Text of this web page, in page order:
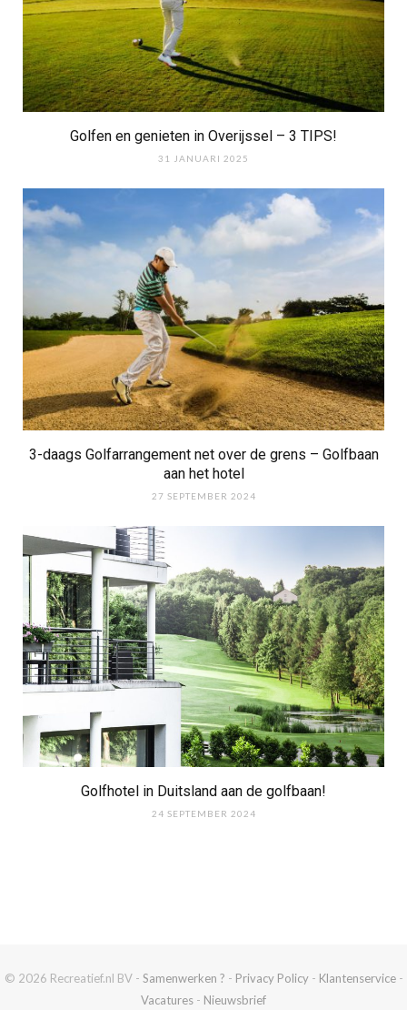
Golfen en genieten in Overijssel – 3 TIPS!
31 JANUARI 2025
3-daags Golfarrangement net over de grens – Golfbaan
aan het hotel
27 SEPTEMBER 2024
Golfhotel in Duitsland aan de golfbaan!
24 SEPTEMBER 2024
© 2026 Recreatief.nl BV - Samenwerken ? - Privacy Policy- Klantenservice-
Vacatures - Nieuwsbrief